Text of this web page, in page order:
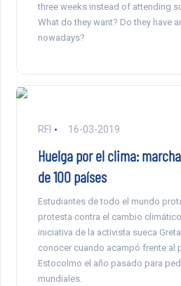
three weeks instead of attending
What do they want? Do they have
nowadays?
RFI 16-03-2019
Huelga por el clima:
de 100 países
Estudiantes de todo el mundo
protesta contra el cambio
iniciativa de la activista sueca
conocer cuando acampó frente al
Estocolmo el año pasado para
mundiales.